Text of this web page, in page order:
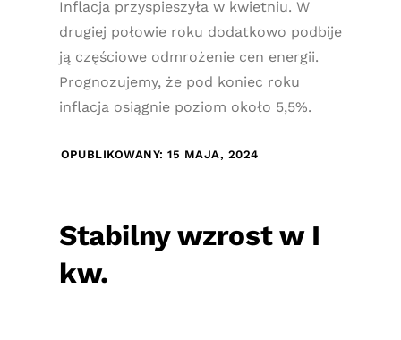
Inflacja przyspieszyła w kwietniu. W
drugiej połowie roku dodatkowo podbije
ją częściowe odmrożenie cen energii.
Prognozujemy, że pod koniec roku
inflacja osiągnie poziom około 5,5%.
OPUBLIKOWANY: 15 MAJA, 2024
Stabilny wzrost w I
kw.